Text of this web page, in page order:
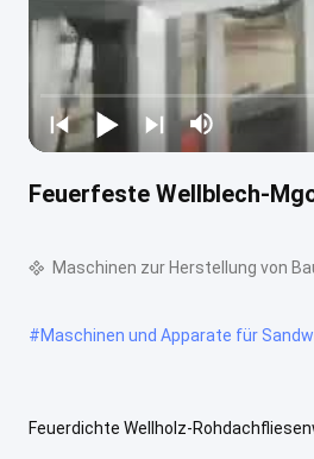
Feuerfeste Wellblech-
Maschinen zur Herstellung von
#Maschinen und Apparate für
Feuerdichte Wellholz-